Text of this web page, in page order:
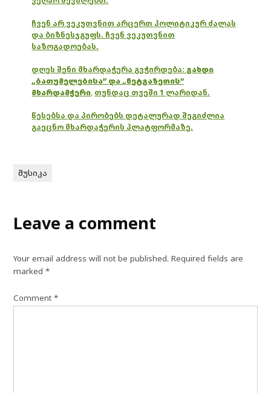
ჩვენ არ ვეკუთვნით არცერთ პოლიტიკურ ძალას
და ბიზნესჯგუფს. ჩვენ ვეკუთვნით
საზოგადოებას.
დღეს შენი მხარდაჭერა გვჭირდება: გახდი
„ბათუმელებისა“ და „ნეტგაზეთის“
მხარდამჭერი, თუნდაც თვეში 1 ლარიდან.
წესებსა და პირობებს დეტალურად შეგიძლია
გაეცნო მხარდაჭერის პლატფორმაზე.
მუსიკა
Leave a comment
Your email address will not be published. Required fields are
marked*
Comment*